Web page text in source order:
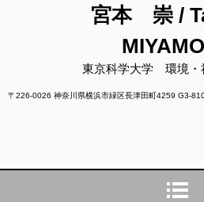
宮本 崇 /
東京科学大学 環境・
〒226-0026 神奈川県横浜市緑区長津田町4259 G3-